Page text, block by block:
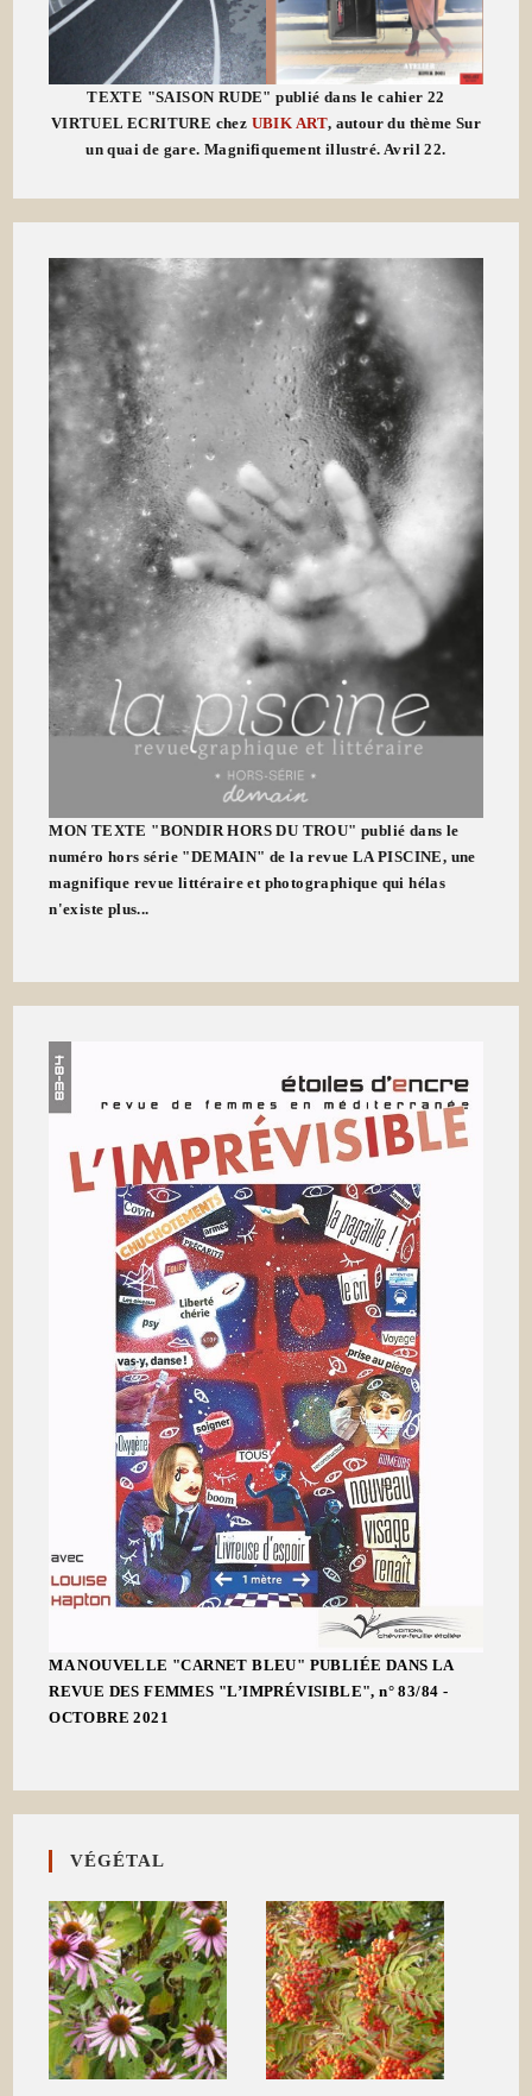
TEXTE "SAISON RUDE" publié dans le cahier 22
VIRTUEL ECRITURE chez UBIK ART, autour du thème Sur
un quai de gare. Magnifiquement illustré. Avril 22.
MON TEXTE "BONDIR HORS DU TROU" publié dans le
numéro hors série "DEMAIN" de la revue LA PISCINE, une
magnifique revue littéraire et photographique qui hélas
n'existe plus...
MA NOUVELLE "CARNET BLEU" PUBLIÉE DANS LA
REVUE DES FEMMES "L’IMPRÉVISIBLE", n° 83/84 -
OCTOBRE 2021
VÉGÉTAL